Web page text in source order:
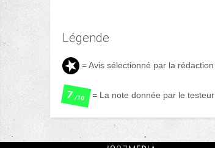
Légende
= Avis sélectionné par la rédaction
7/10 = La note donnée par le testeur